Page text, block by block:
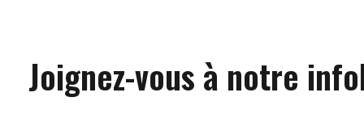
Joignez-vous à notre